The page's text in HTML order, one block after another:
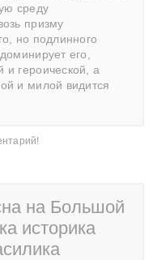
среду
призму
но подлинного
его,
и героической, а
и милой видится
на Большой
историка